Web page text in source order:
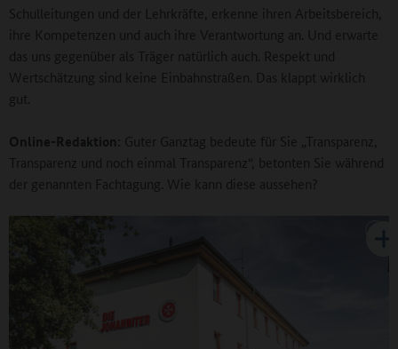
Schulleitungen und der Lehrkräfte, erkenne ihren Arbeitsbereich,
ihre Kompetenzen und auch ihre Verantwortung an. Und erwarte
das uns gegenüber als Träger natürlich auch. Respekt und
Wertschätzung sind keine Einbahnstraßen. Das klappt wirklich
gut.
Online-Redaktion: Guter Ganztag bedeute für Sie „Transparenz,
Transparenz und noch einmal Transparenz“, betonten Sie während
der genannten Fachtagung. Wie kann diese aussehen?